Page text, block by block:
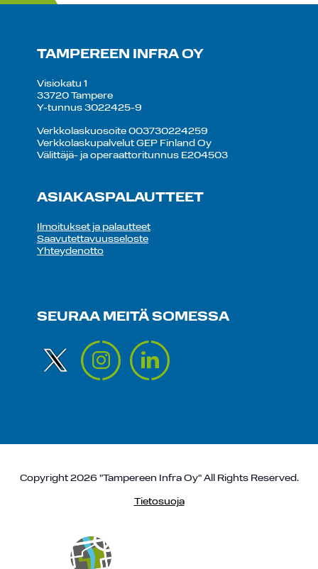
TAMPEREEN INFRA OY
Visiokatu 1
33720 Tampere
Y-tunnus 3022425-9
Verkkolaskuosoite 003730224259
Verkkolaskupalvelut GEP Finland Oy
Välittäjä- ja operaattoritunnus E204503
ASIAKASPALAUTTEET
Ilmoitukset ja palautteet
Saavutettavuusseloste
Yhteydenotto
SEURAA MEITÄ SOMESSA
Copyright 2026 "Tampereen Infra Oy" All Rights Reserved.
Tietosuoja